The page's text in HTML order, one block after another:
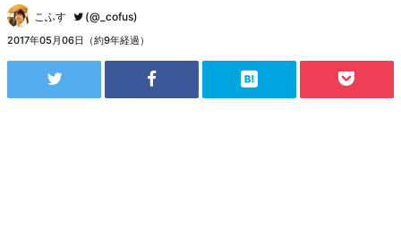
こふす (@_cofus)
2017年05月06日（約9年経過）